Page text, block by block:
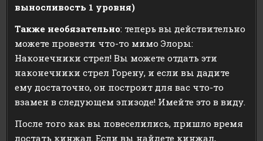
выносливость 1 уровня)
Также необязательно: теперь вы действительно
можете провезти что-то мимо Элоры:
Наконечники стрел! Вы можете отдать эти
наконечники стрел Горену, и если вы дадите
ему достаточно, он построит для вас что-то
взамен в следующем эпизоде! Имейте это в виду.
После того как вы повеселились, пришло время
достать кинжал. Если вы найдете кинжал,